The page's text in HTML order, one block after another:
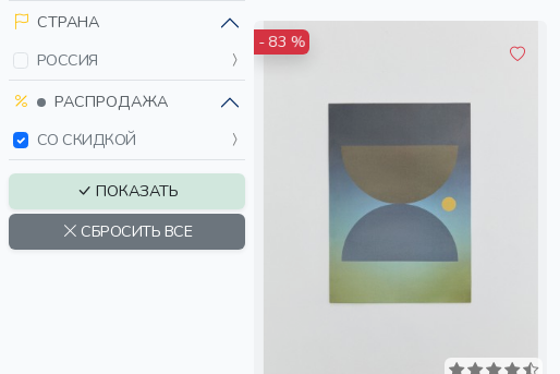
СТРАНА
РОССИЯ
РАСПРОДАЖА
СО СКИДКОЙ
ПОКАЗАТЬ
СБРОСИТЬ ВСЕ
- 83 %